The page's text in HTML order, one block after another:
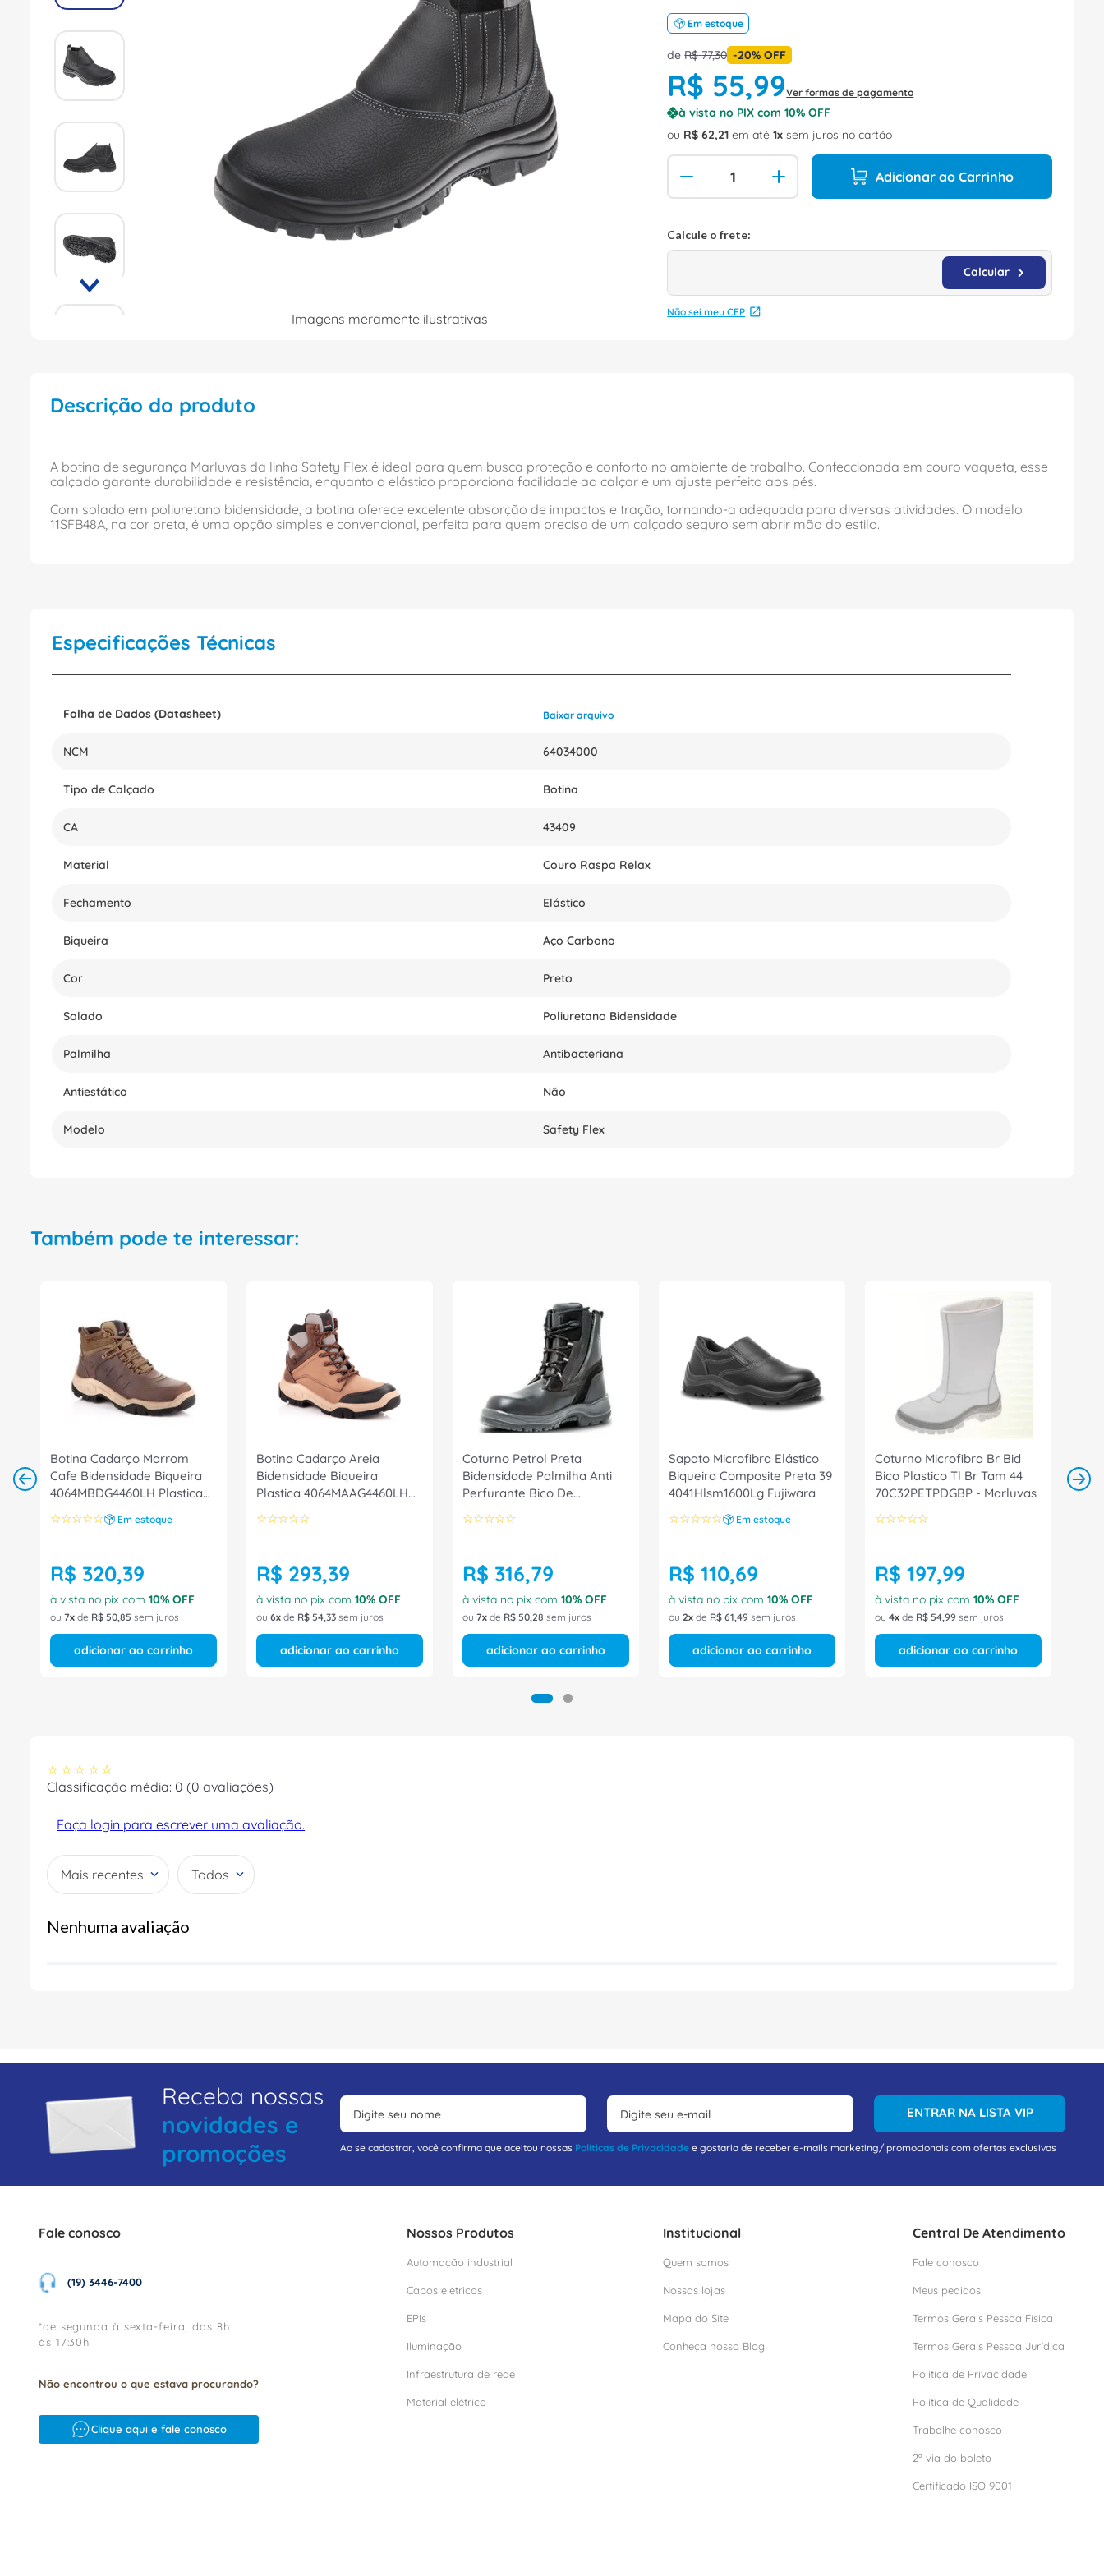
Imagens meramente ilustrativas
Em estoque
deR$ 77,30 -20% OFF
R$ 55,99Ver formas de pagamento
à vista no PIX com10% OFF
ou R$ 62,21 em até1 sem juros no cartão
Adicionar ao Carrinho
Não sei meu CEP
Descrição do produto
A botina de segurança Marluvas da linha Safety Flex é ideal para quem busca proteção e conforto no ambiente de trabalho. Confeccionada em couro vaqueta, esse
calçado garante durabilidade e resistência, enquanto o elástico proporciona facilidade ao calçar e um ajuste perfeito aos pés.
Com solado em poliuretano bidensidade, a botina oferece excelente absorção de impactos e tração, tornando-a adequada para diversas atividades. O modelo
11SFB48A, na cor preta, é uma opção simples e convencional, perfeita para quem precisa de um calçado seguro sem abrir mão do estilo.
Especificações Técnicas
Folha de Dados (Datasheet) Baixar arquivo
NCM 64034000
Tipo de Calçado Botina
CA 43409
Material Couro Raspa Relax
Fechamento Elástico
Biqueira Aço Carbono
Cor Preto
Solado Poliuretano Bidensidade
Palmilha Antibacteriana
Antiestático Não
Modelo Safety Flex
Também pode te interessar:
Botina Cadarço Marrom
Cafe Bidensidade Biqueira
4064MBDG4460LH Plastica
Tamanho 41 CA 40872
Bracol
☆☆☆☆☆ Em estoque
R$ 320,39
à vista no pix com 10% OFF
ou 7 de R$ 50,85 sem juros
adicionar ao carrinho
Botina Cadarço Areia
Bidensidade Biqueira
Plastica 4064MAAG4460LH
Tamanho 43 CA 40872
Bracol
☆☆☆☆☆
R$ 293,39
à vista no pix com 10% OFF
ou 6 de R$ 54,33 sem juros
adicionar ao carrinho
Coturno Petrol Preta
Bidensidade Palmilha Anti
Perfurante Bico De
Composite Cadarço/Zip
4087HTPL1662 Tamanho 34
☆☆☆☆☆
R$ 316,79
à vista no pix com 10% OFF
ou 7 de R$ 50,28 sem juros
adicionar ao carrinho
Sapato Microfibra Elástico
Biqueira Composite Preta 39
4041Hlsm1600Lg Fujiwara
☆☆☆☆☆ Em estoque
R$ 110,69
à vista no pix com 10% OFF
ou 2 de R$ 61,49 sem juros
adicionar ao carrinho
Coturno Microfibra Br Bid
Bico Plastico Tl Br Tam 44
70C32PETPDGBP - Marluvas
☆☆☆☆☆
R$ 197,99
à vista no pix com 10% OFF
ou 4 de R$ 54,99 sem juros
adicionar ao carrinho
☆ ☆ ☆ ☆ ☆
Classificação média: 0 (0 avaliações)
Faça login para escrever uma avaliação.
Mais recentes Todos
Nenhuma avaliação
Receba nossas
novidades e
promoções
ENTRAR NA LISTA VIP
Ao se cadastrar, você confirma que aceitou nossas Políticas de Privacidade e gostaria de receber e-mails marketing/ promocionais com ofertas exclusivas
Fale conosco
(19) 3446-7400
*de segunda à sexta-feira, das 8h
às 17:30h
Não encontrou o que estava procurando?
Clique aqui e fale conosco
Nossos Produtos
Automação industrial
Cabos elétricos
EPIs
Iluminação
Infraestrutura de rede
Material elétrico
Institucional
Quem somos
Nossas lojas
Mapa do Site
Conheça nosso Blog
Central De Atendimento
Fale conosco
Meus pedidos
Termos Gerais Pessoa Física
Termos Gerais Pessoa Jurídica
Política de Privacidade
Política de Qualidade
Trabalhe conosco
2º via do boleto
Certificado ISO 9001